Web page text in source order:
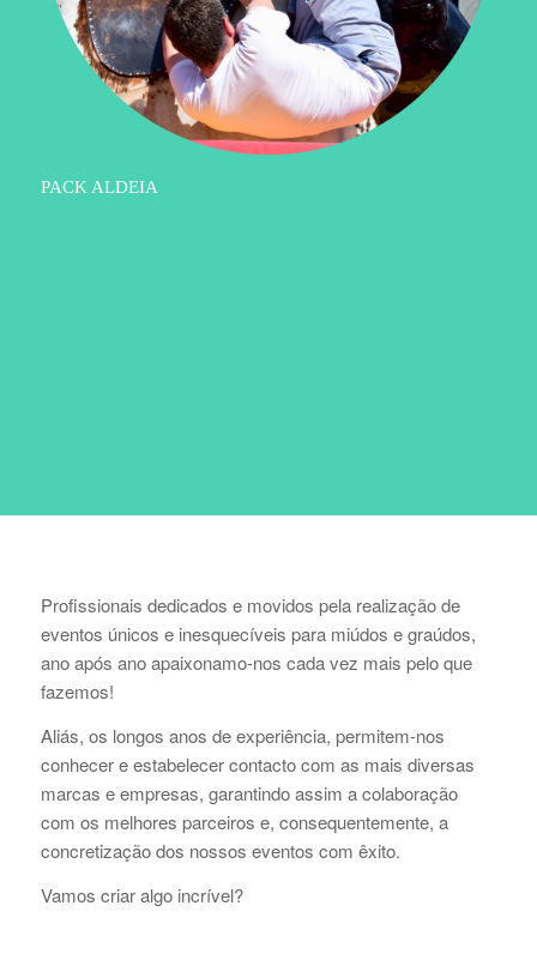
PACK ALDEIA
Profissionais dedicados e movidos pela realização de
eventos únicos e inesquecíveis para miúdos e graúdos,
ano após ano apaixonamo-nos cada vez mais pelo que
fazemos!
Aliás, os longos anos de experiência, permitem-nos
conhecer e estabelecer contacto com as mais diversas
marcas e empresas, garantindo assim a colaboração
com os melhores parceiros e, consequentemente, a
concretização dos nossos eventos com êxito.
Vamos criar algo incrível?